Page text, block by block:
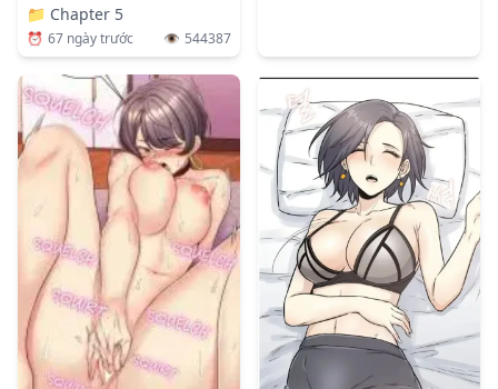
📁 Chapter 5
⏰ 67 ngày trước 👁️ 544387